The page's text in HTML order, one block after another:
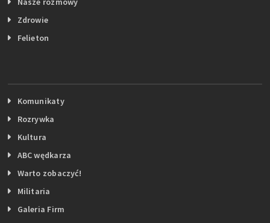
Zdrowie
Felieton
Komunikaty
Rozrywka
Kultura
ABC wędkarza
Warto zobaczyć!
Militaria
Galeria Firm